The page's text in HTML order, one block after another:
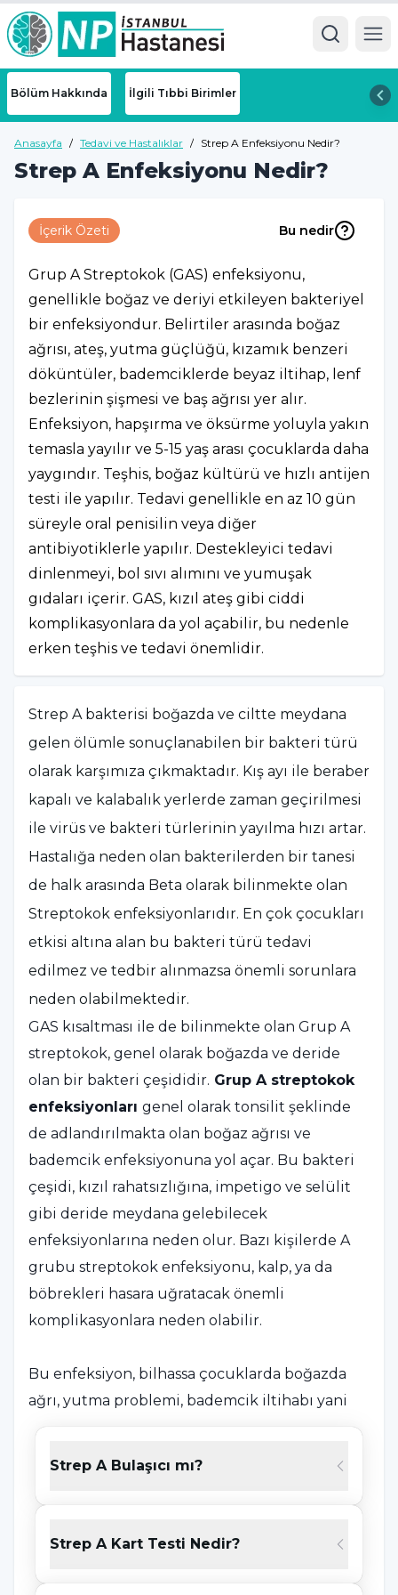
Bölüm Hakkında İlgili Tıbbi Birimler
Anasayfa / Tedavi ve Hastalıklar / Strep A Enfeksiyonu Nedir?
Strep A Enfeksiyonu Nedir?
İçerik Özeti Bu nedir
Grup A Streptokok (GAS) enfeksiyonu,
genellikle boğaz ve deriyi etkileyen bakteriyel
bir enfeksiyondur. Belirtiler arasında boğaz
ağrısı, ateş, yutma güçlüğü, kızamık benzeri
döküntüler, bademciklerde beyaz iltihap, lenf
bezlerinin şişmesi ve baş ağrısı yer alır.
Enfeksiyon, hapşırma ve öksürme yoluyla yakın
temasla yayılır ve 5-15 yaş arası çocuklarda daha
yaygındır. Teşhis, boğaz kültürü ve hızlı antijen
testi ile yapılır. Tedavi genellikle en az 10 gün
süreyle oral penisilin veya diğer
antibiyotiklerle yapılır. Destekleyici tedavi
dinlenmeyi, bol sıvı alımını ve yumuşak
gıdaları içerir. GAS, kızıl ateş gibi ciddi
komplikasyonlara da yol açabilir, bu nedenle
erken teşhis ve tedavi önemlidir.
Strep A bakterisi boğazda ve ciltte meydana
gelen ölümle sonuçlanabilen bir bakteri türü
olarak karşımıza çıkmaktadır. Kış ayı ile beraber
kapalı ve kalabalık yerlerde zaman geçirilmesi
ile virüs ve bakteri türlerinin yayılma hızı artar.
Hastalığa neden olan bakterilerden bir tanesi
de halk arasında Beta olarak bilinmekte olan
Streptokok enfeksiyonlarıdır. En çok çocukları
etkisi altına alan bu bakteri türü tedavi
edilmez ve tedbir alınmazsa önemli sorunlara
neden olabilmektedir.
GAS kısaltması ile de bilinmekte olan Grup A
streptokok, genel olarak boğazda ve deride
olan bir bakteri çeşididir. Grup A streptokok
enfeksiyonları genel olarak tonsilit şeklinde
de adlandırılmakta olan boğaz ağrısı ve
bademcik enfeksiyonuna yol açar. Bu bakteri
çeşidi, kızıl rahatsızlığına, impetigo ve selülit
gibi deride meydana gelebilecek
enfeksiyonlarına neden olur. Bazı kişilerde A
grubu streptokok enfeksiyonu, kalp, ya da
böbrekleri hasara uğratacak önemli
komplikasyonlara neden olabilir.
Bu enfeksiyon, bilhassa çocuklarda boğazda
ağrı, yutma problemi, bademcik iltihabı yani
tonsilit olarak adlandırılan durum, kızıl
ateşlenmeye yol açabilmektedir. Bundan
dolayı boğaz ağrısı yaşayan çocuklarda boğaz
solunum yolu enfeksiyonlarının birçoğu
Strep A Bulaşıcı mı?
Strep A Kart Testi Nedir?